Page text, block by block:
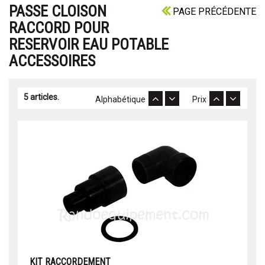
PAGE PRÉCÉDENTE
PASSE CLOISON
RACCORD POUR
RESERVOIR EAU POTABLE
ACCESSOIRES
5 articles. Prix
Alphabétique
KIT RACCORDEMENT